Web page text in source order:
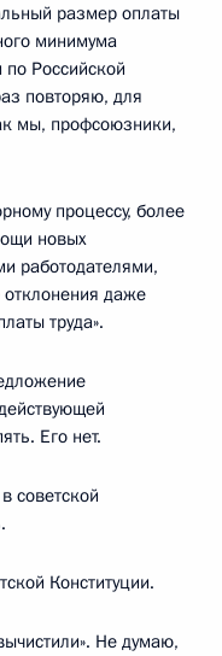
размер оплаты
минимума
по Российской
повторяю, для
мы, профсоюзники,
процессу, более
новых
работодателями,
даже
труда».
Его нет.
советской
Конституции.
Не думаю,